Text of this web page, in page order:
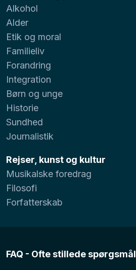
Alkohol
Alder
Etik og moral
Familieliv
Forandring
Integration
Børn og unge
Historie
Sundhed
Journalistik
Rejser, kunst og kultur
Musikalske foredrag
Filosofi
Forfatterskab
FAQ - Ofte stillede spørgsmål